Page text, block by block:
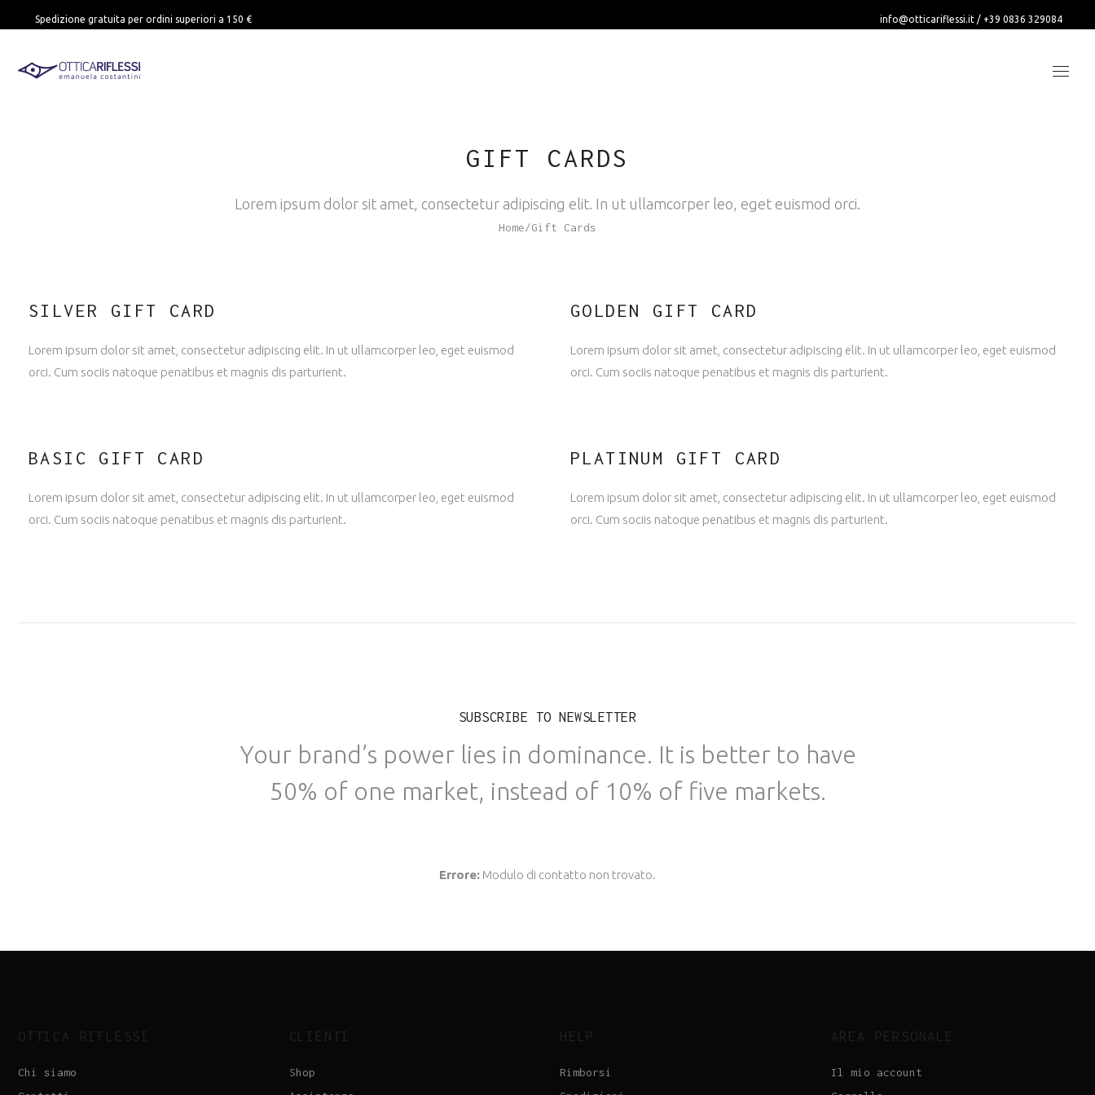
Spedizione gratuita per ordini superiori a 150 € info@otticariflessi.it / +39 0836 329084
GIFT CARDS
Lorem ipsum dolor sit amet, consectetur adipiscing elit. In ut ullamcorper leo, eget euismod orci.
Home/Gift Cards
SILVER GIFT CARD
Lorem ipsum dolor sit amet, consectetur adipiscing elit. In ut ullamcorper leo, eget euismod
orci. Cum sociis natoque penatibus et magnis dis parturient.
BASIC GIFT CARD
Lorem ipsum dolor sit amet, consectetur adipiscing elit. In ut ullamcorper leo, eget euismod
orci. Cum sociis natoque penatibus et magnis dis parturient.
GOLDEN GIFT CARD
Lorem ipsum dolor sit amet, consectetur adipiscing elit. In ut ullamcorper leo, eget euismod
orci. Cum sociis natoque penatibus et magnis dis parturient.
PLATINUM GIFT CARD
Lorem ipsum dolor sit amet, consectetur adipiscing elit. In ut ullamcorper leo, eget euismod
orci. Cum sociis natoque penatibus et magnis dis parturient.
SUBSCRIBE TO NEWSLETTER
Your brand’s power lies in dominance. It is better to have
50% of one market, instead of 10% of five markets.
Errore: Modulo di contatto non trovato.
OTTICA RIFLESSI
Chi siamo
CLIENTI
Shop
HELP
Rimborsi
AREA PERSONALE
Il mio account